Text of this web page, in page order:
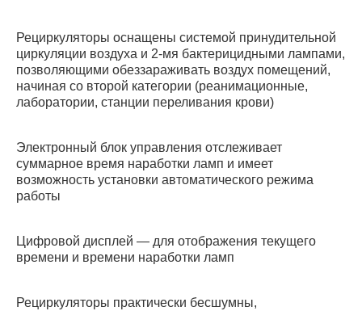
Рециркуляторы оснащены системой принудительной
циркуляции воздуха и 2-мя бактерицидными лампами,
позволяющими обеззараживать воздух помещений,
начиная со второй категории (реанимационные,
лаборатории, станции переливания крови)
Электронный блок управления отслеживает
суммарное время наработки ламп и имеет
возможность установки автоматического режима
работы
Цифровой дисплей — для отображения текущего
времени и времени наработки ламп
Рециркуляторы практически бесшумны,